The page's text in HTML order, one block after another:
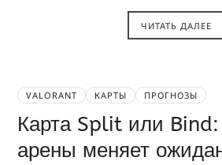
ЧИТАТЬ ДАЛЕЕ
VALORANT КАРТЫ ПРОГНОЗЫ
Карта Split или
арены меняет